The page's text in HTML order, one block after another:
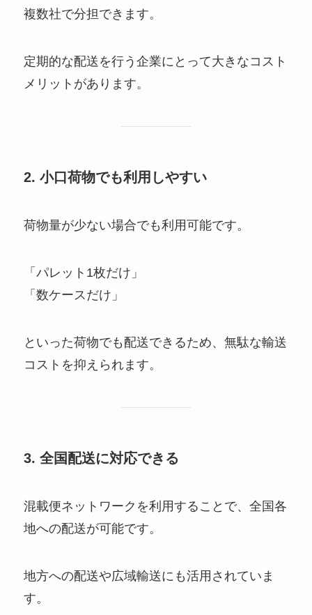
複数社で分担できます。
定期的な配送を行う企業にとって大きなコスト
メリットがあります。
2. 小口荷物でも利用しやすい
荷物量が少ない場合でも利用可能です。
「パレット1枚だけ」
「数ケースだけ」
といった荷物でも配送できるため、無駄な輸送
コストを抑えられます。
3. 全国配送に対応できる
混載便ネットワークを利用することで、全国各
地への配送が可能です。
地方への配送や広域輸送にも活用されていま
す。